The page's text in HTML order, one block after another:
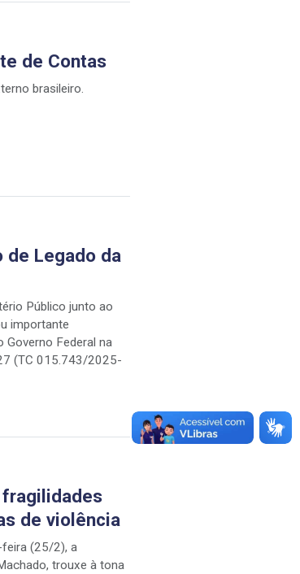
de Contas
brasileiro.
de Legado da
Público junto ao
importante
Federal na
(TC 015.743/2025-
fragilidades
de violência
feira (25/2), a
trouxe à tona